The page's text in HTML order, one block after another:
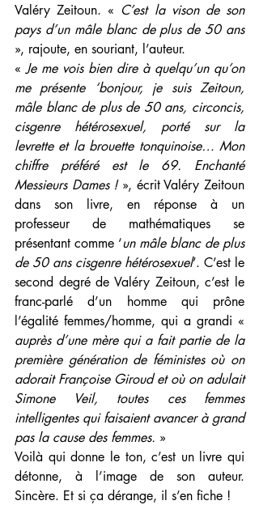
Valéry Zeitoun. « C’est la vison de son
pays d’un mâle blanc de plus de 50 ans
», rajoute, en souriant, l’auteur.
« Je me vois bien dire à quelqu’un qu’on
me présente ‘bonjour, je suis Zeitoun,
mâle blanc de plus de 50 ans, circoncis,
cisgenre hétérosexuel, porté sur la
levrette et la brouette tonquinoise… Mon
chiffre préféré est le 69. Enchanté
Messieurs Dames ! », écrit Valéry Zeitoun
dans son livre, en réponse à un
professeur de mathématiques se
présentant comme ‘un mâle blanc de plus
de 50 ans cisgenre hétérosexuel’. C’est le
second degré de Valéry Zeitoun, c’est le
franc-parlé d’un homme qui prône
auprès d’une mère qui a fait partie de la
première génération de féministes où on
adorait Françoise Giroud et où on adulait
Simone Veil, toutes ces femmes
intelligentes qui faisaient avancer à grand
pas la cause des femmes. »
Voilà qui donne le ton, c’est un livre qui
détonne, à l’image de son auteur.
Sincère. Et si ça dérange, il s’en fiche !